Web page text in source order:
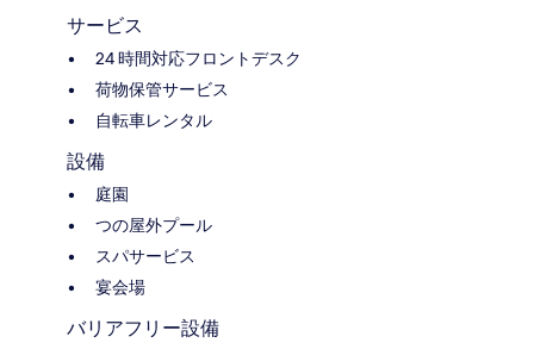
サービス
24 時間対応フロントデスク
荷物保管サービス
自転車レンタル
設備
庭園
つの屋外プール
スパサービス
宴会場
バリアフリー設備